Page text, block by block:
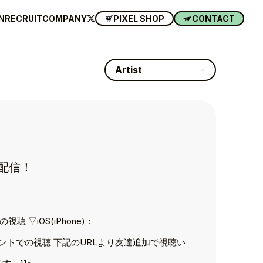
RECRUITCOMPANY PIXEL SHOP CONTACT
Artist
信！
視聴 ▽iOS(iPhone)：
での視聴 下記のURLより友達追加で視聴い